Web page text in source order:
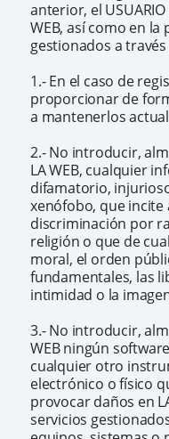
anterior, el
WEB, así como en
gestionados a
1.- En el caso de
proporcionar de
a mantenerlos
2.- No introducir,
LA WEB, cualquier
difamatorio,
xenófobo, que incite
discriminación por
religión o que de
moral, el orden
fundamentales, las
intimidad o la
3.- No introducir,
WEB ningún
cualquier otro
electrónico o físico
provocar daños en
servicios